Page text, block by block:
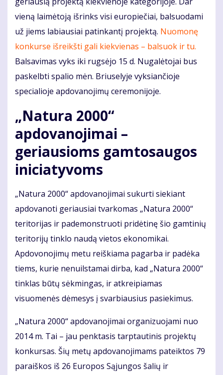
vieną laimėtoją išrinks visi europiečiai, balsuodami
už jiems labiausiai patinkantį projektą. Nuomonę
konkurse išreikšti gali kiekvienas – balsuok ir tu.
Balsavimas vyks iki rugsėjo 15 d. Nugalėtojai bus
paskelbti spalio mėn. Briuselyje vyksiančioje
specialioje apdovanojimų ceremonijoje.
„Natura 2000“
apdovanojimai –
geriausioms gamtosaugos
iniciatyvoms
„Natura 2000“ apdovanojimai sukurti siekiant
apdovanoti geriausiai tvarkomas „Natura 2000“
teritorijas ir pademonstruoti pridėtinę šio gamtinių
teritorijų tinklo naudą vietos ekonomikai.
Apdovonojimų metu reiškiama pagarba ir padėka
tiems, kurie nenuilstamai dirba, kad „Natura 2000“
tinklas būtų sėkmingas, ir atkreipiamas
visuomenės dėmesys į svarbiausius pasiekimus.
„Natura 2000“ apdovanojimai organizuojami nuo
2014 m. Tai – jau penktasis tarptautinis projektų
konkursas. Šių metų apdovanojimams pateiktos 79
paraiškos iš 26 Europos Sąjungos šalių ir